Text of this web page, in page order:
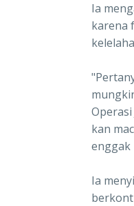
Ia
karena
kan
enggak
Ia